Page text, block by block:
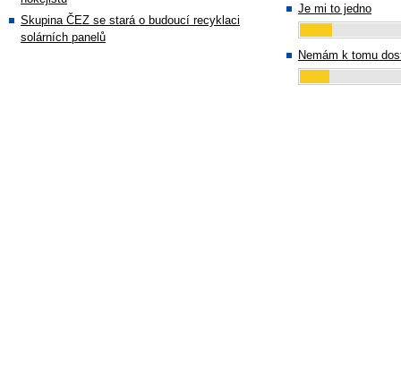
Skupina ČEZ se stará o budoucí recyklaci
solárních panelů
Je mi to jedno
Nemám k tomu